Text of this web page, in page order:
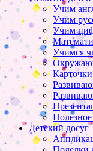
Учим
Учим
Учим
Учимся
Детский досуг